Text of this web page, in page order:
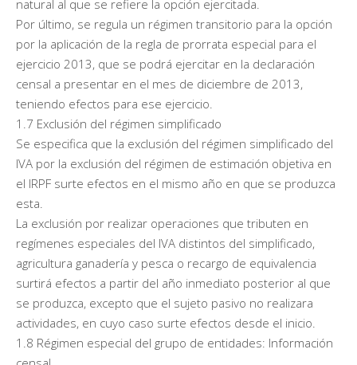
natural al que se refiere la opción ejercitada.
Por último, se regula un régimen transitorio para la opción
por la aplicación de la regla de prorrata especial para el
ejercicio 2013, que se podrá ejercitar en la declaración
censal a presentar en el mes de diciembre de 2013,
teniendo efectos para ese ejercicio.
1.7 Exclusión del régimen simplificado
Se especifica que la exclusión del régimen simplificado del
IVA por la exclusión del régimen de estimación objetiva en
el IRPF surte efectos en el mismo año en que se produzca
esta.
La exclusión por realizar operaciones que tributen en
regímenes especiales del IVA distintos del simplificado,
agricultura ganadería y pesca o recargo de equivalencia
surtirá efectos a partir del año inmediato posterior al que
se produzca, excepto que el sujeto pasivo no realizara
actividades, en cuyo caso surte efectos desde el inicio.
1.8 Régimen especial del grupo de entidades: Información